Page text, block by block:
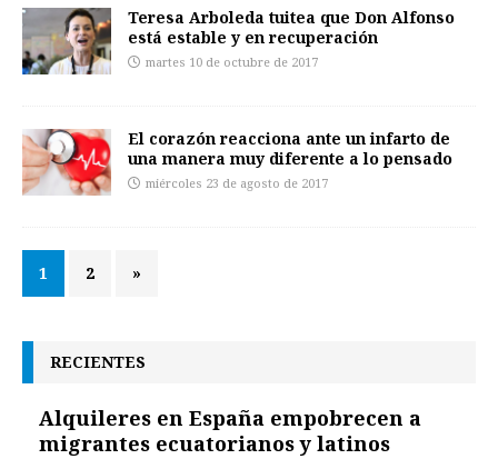
Teresa Arboleda tuitea que Don Alfonso
está estable y en recuperación
martes 10 de octubre de 2017
El corazón reacciona ante un infarto de
una manera muy diferente a lo pensado
miércoles 23 de agosto de 2017
1 2 »
RECIENTES
Alquileres en España empobrecen a
migrantes ecuatorianos y latinos